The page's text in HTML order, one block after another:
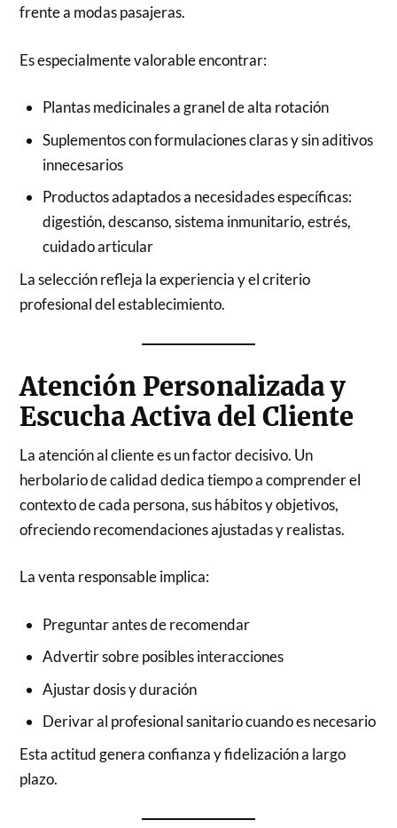
frente a modas pasajeras.
Es especialmente valorable encontrar:
Plantas medicinales a granel de alta rotación
Suplementos con formulaciones claras y sin aditivos
innecesarios
Productos adaptados a necesidades específicas:
digestión, descanso, sistema inmunitario, estrés,
cuidado articular
La selección refleja la experiencia y el criterio
profesional del establecimiento.
Atención Personalizada y
Escucha Activa del Cliente
La atención al cliente es un factor decisivo. Un
herbolario de calidad dedica tiempo a comprender el
contexto de cada persona, sus hábitos y objetivos,
ofreciendo recomendaciones ajustadas y realistas.
La venta responsable implica:
Preguntar antes de recomendar
Advertir sobre posibles interacciones
Ajustar dosis y duración
Derivar al profesional sanitario cuando es necesario
Esta actitud genera confianza y fidelización a largo
plazo.